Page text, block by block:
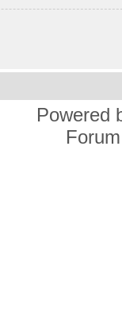
Powered